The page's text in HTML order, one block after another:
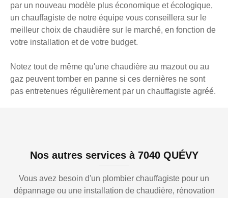
par un nouveau modèle plus économique et écologique,
un chauffagiste de notre équipe vous conseillera sur le
meilleur choix de chaudière sur le marché, en fonction de
votre installation et de votre budget.
Notez tout de même qu'une chaudière au mazout ou au
gaz peuvent tomber en panne si ces dernières ne sont
pas entretenues régulièrement par un chauffagiste agréé.
Nos autres services à 7040 QUÉVY
Vous avez besoin d'un plombier chauffagiste pour un
dépannage ou une installation de chaudière, rénovation